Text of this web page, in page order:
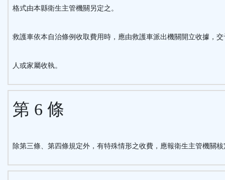
格式由本縣衛生主管機關另定之。
救護車依本自治條例收取費用時，應由救護車派出機關開立收據，交
人或家屬收執。
第 6 條
除第三條、第四條規定外，有特殊情形之收費，應報衛生主管機關